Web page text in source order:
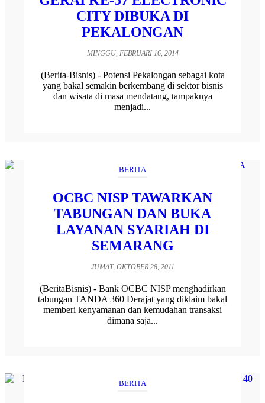
CITY DIBUKA DI
PEKALONGAN
MINGGU, FEBRUARI 16, 2014
(Berita-Bisnis) - Potensi Pekalongan sebagai kota
yang bakal semakin berkembang di sektor bisnis
dan wisata di masa mendatang, tampaknya
menjadi...
BERITA
OCBC NISP TAWARKAN
TABUNGAN DAN BUKA
LAYANAN SYARIAH DI
SEMARANG
JUMAT, OKTOBER 28, 2011
(BeritaBisnis) - Bank OCBC NISP menghadirkan
tabungan TANDA 360 Derajat yang diklaim bakal
memberi kenyamanan dan kemudahan transaksi
dimana saja...
BERITA